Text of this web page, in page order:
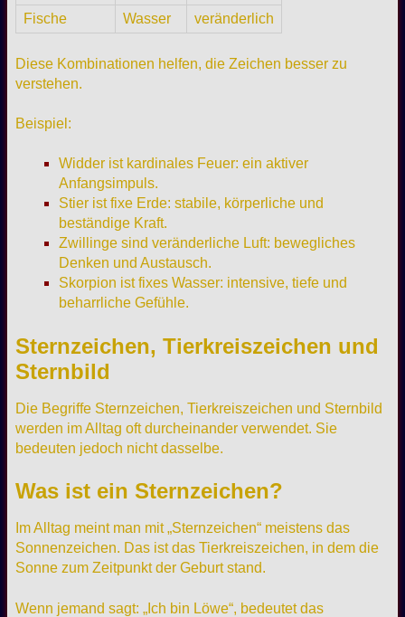
Fische
Wasser veränderlich
Diese Kombinationen helfen, die Zeichen besser zu
verstehen.
Beispiel:
Widder ist kardinales Feuer: ein aktiver
Anfangsimpuls.
Stier ist fixe Erde: stabile, körperliche und
beständige Kraft.
Zwillinge sind veränderliche Luft: bewegliches
Denken und Austausch.
Skorpion ist fixes Wasser: intensive, tiefe und
beharrliche Gefühle.
Sternzeichen, Tierkreiszeichen und
Sternbild
Die Begriffe Sternzeichen, Tierkreiszeichen und Sternbild
werden im Alltag oft durcheinander verwendet. Sie
bedeuten jedoch nicht dasselbe.
Was ist ein Sternzeichen?
Im Alltag meint man mit „Sternzeichen“ meistens das
Sonnenzeichen. Das ist das Tierkreiszeichen, in dem die
Sonne zum Zeitpunkt der Geburt stand.
Wenn jemand sagt: „Ich bin Löwe“, bedeutet das